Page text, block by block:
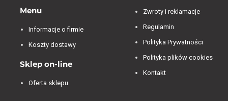
Menu
Informacje o firmie
Koszty dostawy
Sklep on-line
Oferta sklepu
Zwroty i reklamacje
Regulamin
Polityka Prywatności
Polityka plików cookies
Kontakt